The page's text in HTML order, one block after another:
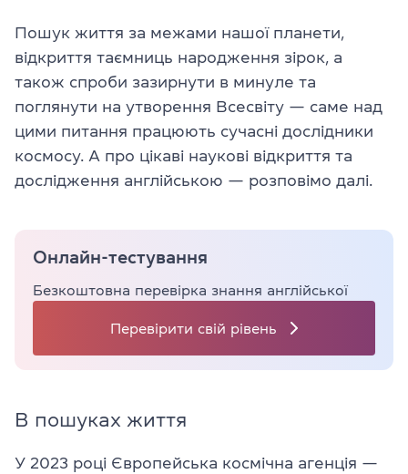
Пошук життя за межами нашої планети,
відкриття таємниць народження зірок, а
також спроби зазирнути в минуле та
поглянути на утворення Всесвіту — саме над
цими питання працюють сучасні дослідники
космосу. А про цікаві наукові відкриття та
дослідження англійською — розповімо далі.
Онлайн-тестування
Безкоштовна перевірка знання англійської
Перевірити свій рівень
В пошуках життя
У 2023 році Європейська космічна агенція —